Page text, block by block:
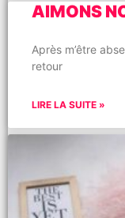
AIMONS
Après m’être
retour
LIRE LA SUITE »